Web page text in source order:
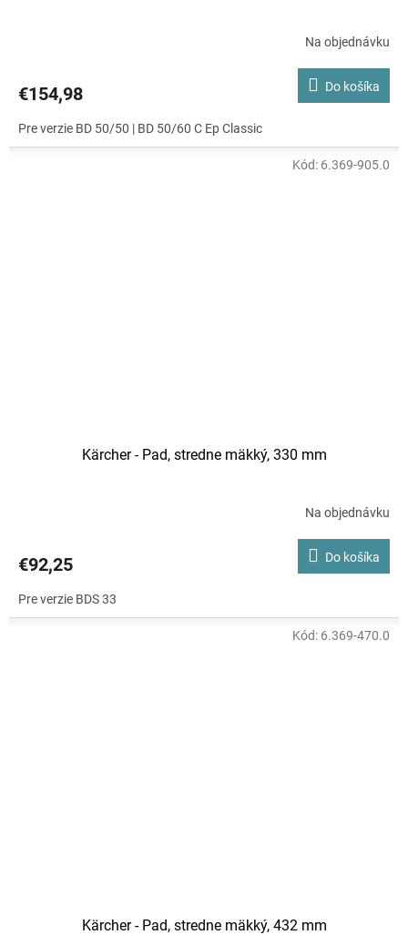
Na objednávku
€154,98 Do košíka
Pre verzie BD 50/50 | BD 50/60 C Ep Classic
Kärcher - Pad, stredne mäkký, 330 mm
Na objednávku
€92,25 Do košíka
Pre verzie BDS 33
Kód: 6.369-905.0
Kärcher - Pad, stredne mäkký, 432 mm
Kód: 6.369-470.0